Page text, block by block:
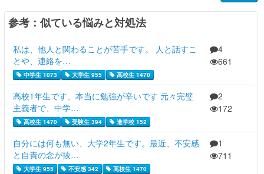
参考：似ている悩みと対処法
私は、他人と関わることが苦手です。 人と話すこ
とや、連絡を…
中学生 1073 大学生 955 高校生 1470
4
661
高校1年生です、本当に勉強が辛いです 元々完璧
主義者で、中学…
高校生 1470 受験生 394 進学校 152
2
172
自分には何も無い、大学2年生です。最近、不安感
と自責の念が抜…
大学生 955 不安感 342 高校生 1470
1
711